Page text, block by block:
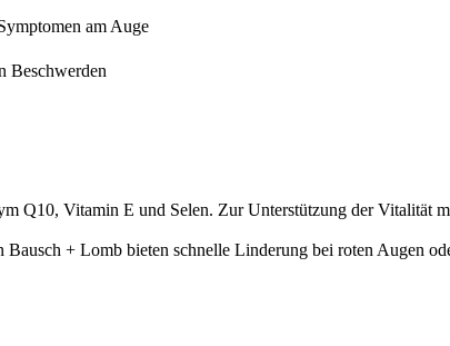
am Auge
Beschwerden
Q10, Vitamin E und Selen. Zur Unterstützung der Vitalität
+ Lomb bieten schnelle Linderung bei roten Augen